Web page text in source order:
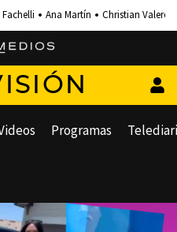
Ana Martín Christian Valero
Programas